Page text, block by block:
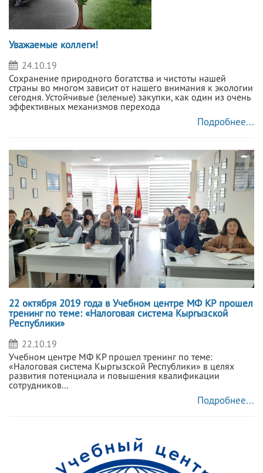
Уважаемые коллеги!
24.10.19
Сохранение природного богатства и чистоты нашей
страны во многом зависит от нашего внимания к экологии
сегодня. Устойчивые (зеленые) закупки, как один из очень
эффективных механизмов перехода
Подробнее...
22 октября 2019 года в Учебном центре МФ КР прошел
тренинг по теме: «Налоговая система Кыргызской
Республики»
22.10.19
Учебном центре МФ КР прошел тренинг по теме:
«Налоговая система Кыргызской Республики» в целях
развития потенциала и повышения квалификации
сотрудников...
Подробнее...